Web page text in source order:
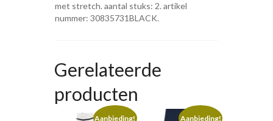
met stretch. aantal stuks: 2. artikel
nummer: 30835731BLACK.
Gerelateerde
producten
Aanbieding! Aanbieding!